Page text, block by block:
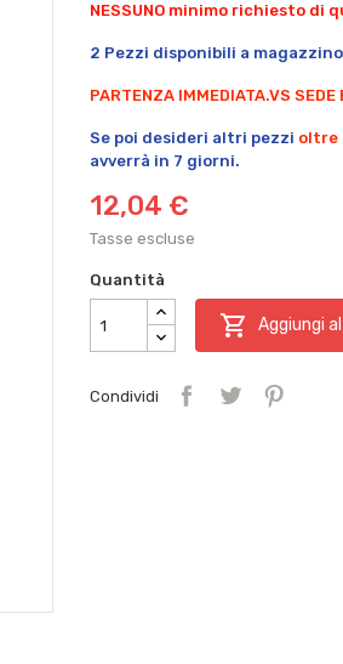
NESSUNO minimo richiesto di
2 Pezzi disponibili a
PARTENZA IMMEDIATA.VS SEDE
Se poi desideri altri pezzi oltre
avverrà in 7 giorni.
12,04 €
Tasse escluse
Quantità
 Aggiungi
Condividi